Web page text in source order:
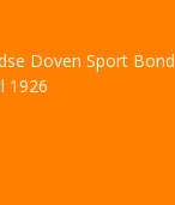
Doven Sport Bond
1926